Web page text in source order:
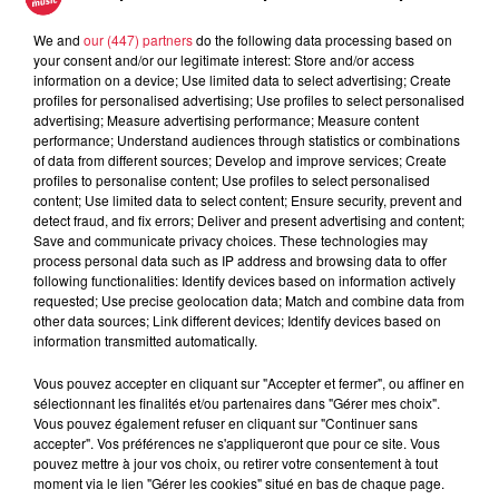
scene-de-ribeauville.html
Tarif Payant
Dani LARY - Vendredi 19 avril 2024 à 20h30
"MAGICversaire" - Spectacle de magie et d'illusionnisme
Un père, un fils, un loft, une fête d'anniversaire…
Après avoir incarné pendant 30 ans le magicien de la
démesure à travers ses spectacles grandioses dans les plus
grandes salles de France et d’Europe, Dani Lary nous
vous convie à venir fêter « avec lui » son anniversaire ! Une
soirée où tout ne se passera pas exactement comme Dani
Lary l’avait prévu…
We and our (447) partnersdo the following data processing based on
your consent and/or our legitimate interest: Store and/or access
information on a device; Use limited data to select advertising; Create
profiles for personalised advertising; Use profiles to select personalised
advertising; Measure advertising performance; Measure content
performance; Understand audiences through statistics or combinations
of data from different sources; Develop and improve services; Create
profiles to personalise content; Use profiles to select personalised
content; Use limited data to select content; Ensure security, prevent and
detect fraud, and fix errors; Deliver and present advertising and content;
Save and communicate privacy choices. These technologies may
process personal data such as IP address and browsing data to offer
following functionalities: Identify devices based on information actively
requested; Use precise geolocation data; Match and combine data from
other data sources; Link different devices; Identify devices based on
information transmitted automatically.
Vous pouvez accepter en cliquant sur "Accepter et fermer", ou affiner en
sélectionnant les finalités et/ou partenaires dans "Gérer mes choix".
Vous pouvez également refuser en cliquant sur "Continuer sans
accepter". Vos préférences ne s'appliqueront que pour ce site. Vous
pouvez mettre à jour vos choix, ou retirer votre consentement à tout
moment via le lien "Gérer les cookies" situé en bas de chaque page.